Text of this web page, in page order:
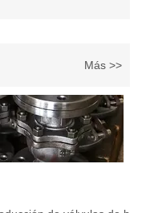
Más >>
de válvulas de